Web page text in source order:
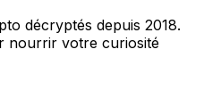
décryptés depuis 2018.
nourrir votre curiosité